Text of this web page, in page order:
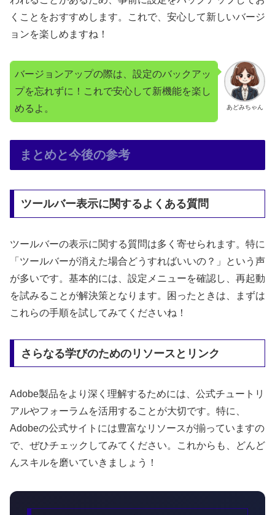
くことをおすすめします。これで、安心して新しいバージ
ョンを楽しめますね！
あどみちゃん
バージョンアップの際は、設定のバックアッ
プを忘れずに！これで安心して新機能を楽し
めるよ。
まとめと今後の参考
ツールバー表示に関するよくある質問
ツールバーの表示に関する質問は多く寄せられます。特に
「ツールバーが消えた場合どうすればいいの？」という声
が多いです。基本的には、設定メニューを確認し、再起動
を試みることが解決策となります。困ったときは、まずは
これらの手順を試してみてくださいね！
さらなる学びのためのリソースとリンク
Adobe製品をより深く理解するためには、公式チュートリ
アルやフォーラムを活用することが大切です。特に、
Adobeの公式サイトには豊富なリソースが揃っていますの
で、ぜひチェックしてみてください。これからも、どんど
んスキルを磨いていきましょう！